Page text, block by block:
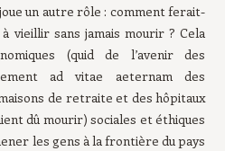
un autre rôle : comment ferait-
vieillir sans jamais mourir ? Cela
(quid de l’avenir des
ad vitae aeternam des
de retraite et des hôpitaux
dû mourir) sociales et éthiques
les gens à la frontière du pays